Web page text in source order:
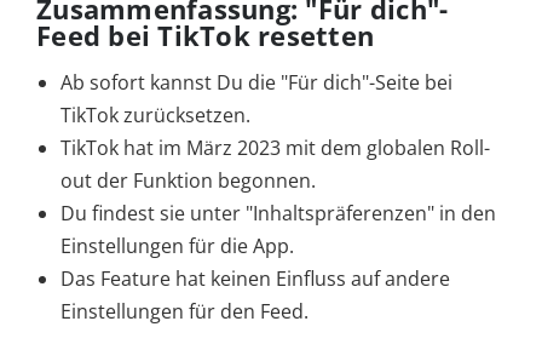
Zusammenfassung: "Für dich"-
Feed bei TikTok resetten
Ab sofort kannst Du die "Für dich"-Seite bei
TikTok zurücksetzen.
TikTok hat im März 2023 mit dem globalen Roll-
out der Funktion begonnen.
Du findest sie unter "Inhaltspräferenzen" in den
Einstellungen für die App.
Das Feature hat keinen Einfluss auf andere
Einstellungen für den Feed.